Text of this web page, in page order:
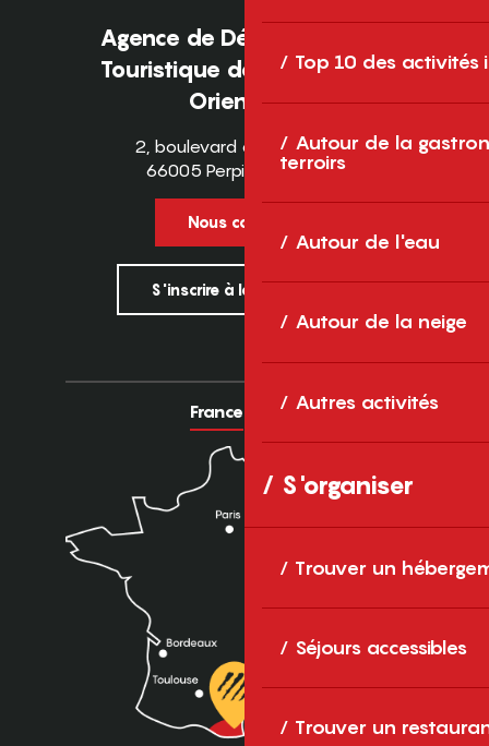
Top 10 des activités
Autour de la
terroirs
Autour de l'eau
Autour de la neige
Autres activités
S'organiser
Trouver un
Séjours accessibles
Trouver un
Agence de Développement
Touristique des Pyrénées-
Orientales
2, boulevard des Pyrénées
66005 Perpignan Cedex
Nous contacter
S'inscrire à la newsletter
France Europe